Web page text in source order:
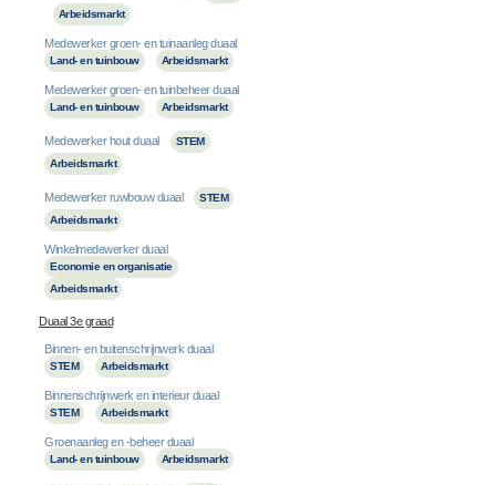
Arbeidsmarkt
Medewerker groen- en tuinaanleg duaal
Land- en tuinbouw Arbeidsmarkt
Medewerker groen- en tuinbeheer duaal
Land- en tuinbouw Arbeidsmarkt
Medewerker hout duaal
STEM
Arbeidsmarkt
Medewerker ruwbouw duaal
STEM
Arbeidsmarkt
Winkelmedewerker duaal
Economie en organisatie
Arbeidsmarkt
Duaal 3e graad
Binnen- en buitenschrijnwerk duaal
STEM Arbeidsmarkt
Binnenschrijnwerk en interieur duaal
STEM Arbeidsmarkt
Groenaanleg en -beheer duaal
Land- en tuinbouw Arbeidsmarkt